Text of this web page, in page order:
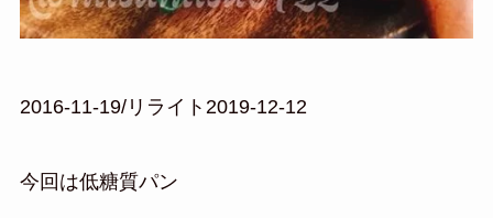
2016-11-19/リライト2019-12-12
今回は低糖質パン